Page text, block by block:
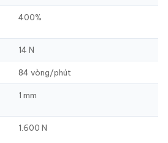
400%
14 N
84 vòng/phút
1 mm
1.600 N